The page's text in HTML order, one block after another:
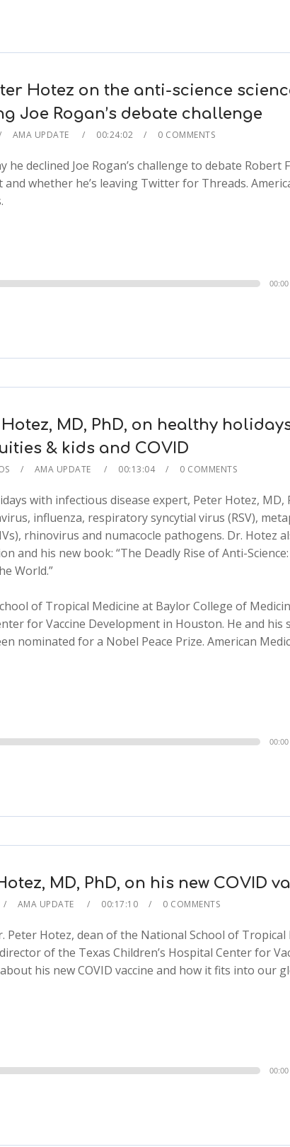
Hotez on the anti-science
Joe Rogan’s debate challenge
AMA UPDATE 00:24:02 0 COMMENTS
he declined Joe Rogan’s challenge to debate Robert
whether he’s leaving Twitter for Threads.
00:00
MD, PhD, on healthy
& kids and COVID
AMA UPDATE 00:13:04 0 COMMENTS
with infectious disease expert, Peter Hotez,
influenza, respiratory syncytial virus (RSV),
rhinovirus and numacocle pathogens. Dr. Hotez
and his new book: “The Deadly Rise of Anti-
World.”
of Tropical Medicine at Baylor College of
for Vaccine Development in Houston. He and his
nominated for a Nobel Peace Prize. American
00:00
MD, PhD, on his new COVID
AMA UPDATE 00:17:10 0 COMMENTS
Peter Hotez, dean of the National School of Tropical
of the Texas Children’s Hospital Center for
his new COVID vaccine and how it fits into our
00:00